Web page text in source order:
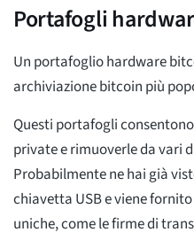
Portafogli
Un portafoglio hardware
archiviazione bitcoin più
Questi portafogli
private e rimuoverle da vari
Probabilmente ne hai già
chiavetta USB e viene
uniche, come le firme di